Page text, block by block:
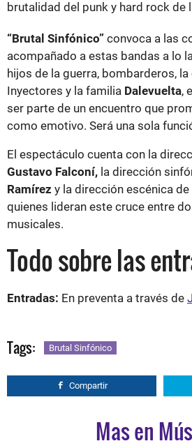
brutalidad del punk y hard rock de
“Brutal Sinfónico” convoca a las
acompañado a estas bandas a lo
hijos de la guerra, bombarderos, la
Inyectores y la familia Dalevuelta,
ser parte de un encuentro que
como emotivo. Será una sola
El espectáculo cuenta con la
Gustavo Falconí, la dirección
Ramírez y la dirección escénica de
quienes lideran este cruce entre
musicales.
Todo sobre las
Entradas: En preventa a través de
Tags: Brutal Sinfónico
Compartir
Mas en